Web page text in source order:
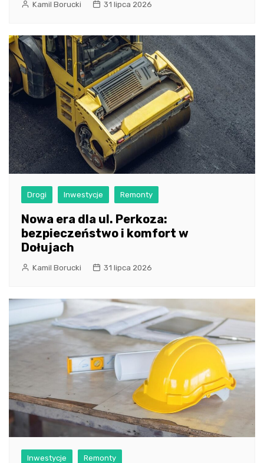
Kamil Borucki 31 lipca 2026
Drogi Inwestycje Remonty
Nowa era dla ul. Perkoza:
bezpieczeństwo i komfort w
Dołujach
Kamil Borucki 31 lipca 2026
Inwestycje Remonty